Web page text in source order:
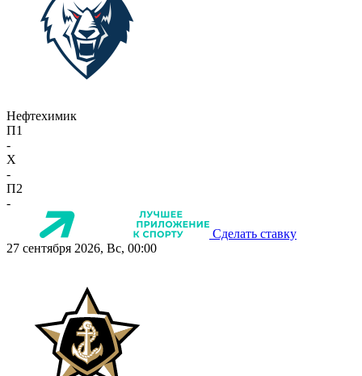
Нефтехимик
П1
-
X
-
П2
-
Сделать ставку
27 сентября 2026, Вс, 00:00